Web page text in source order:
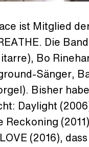
ist Mitglied
Die
Bo
Sänger,
Bisher
Daylight
Reckoning
(2016),